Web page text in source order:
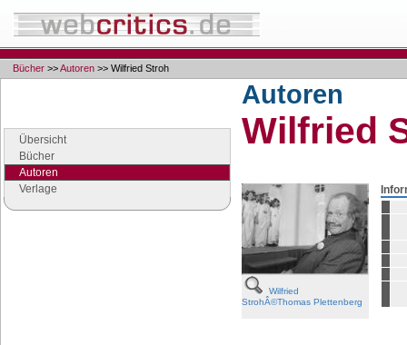
Bücher >>Autoren >> Wilfried Stroh
Übersicht
Bücher
Autoren
Verlage
Autoren
Wilfried
Wilfried
StrohÂ©Thomas Plettenberg